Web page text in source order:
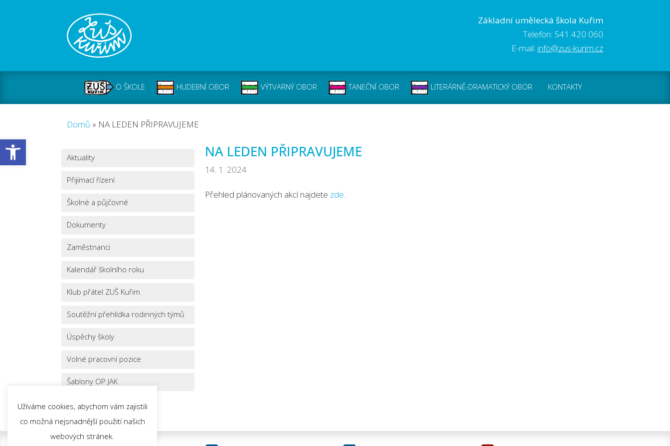
Open toolbar
Základní umělecká škola Kuřim
Telefon: 541 420 060
E-mail: info@zus-kurim.cz
O ŠKOLE HUDEBNÍ OBOR VÝTVARNÝ OBOR TANEČNÍ OBOR LITERÁRNĚ-DRAMATICKÝ OBOR KONTAKTY
Domů » NA LEDEN PŘIPRAVUJEME
Aktuality
Přijímací řízení
Školné a půjčovné
Dokumenty
Zaměstnanci
Kalendář školního roku
Klub přátel ZUŠ Kuřim
Soutěžní přehlídka rodinných týmů
Úspěchy školy
Volné pracovní pozice
Šablony OP JAK
NA LEDEN PŘIPRAVUJEME
14. 1. 2024
Přehled plánovaných akcí najdete zde.
Užíváme cookies, abychom vám zajistili
co možná nejsnadnější použití našich
webových stránek.